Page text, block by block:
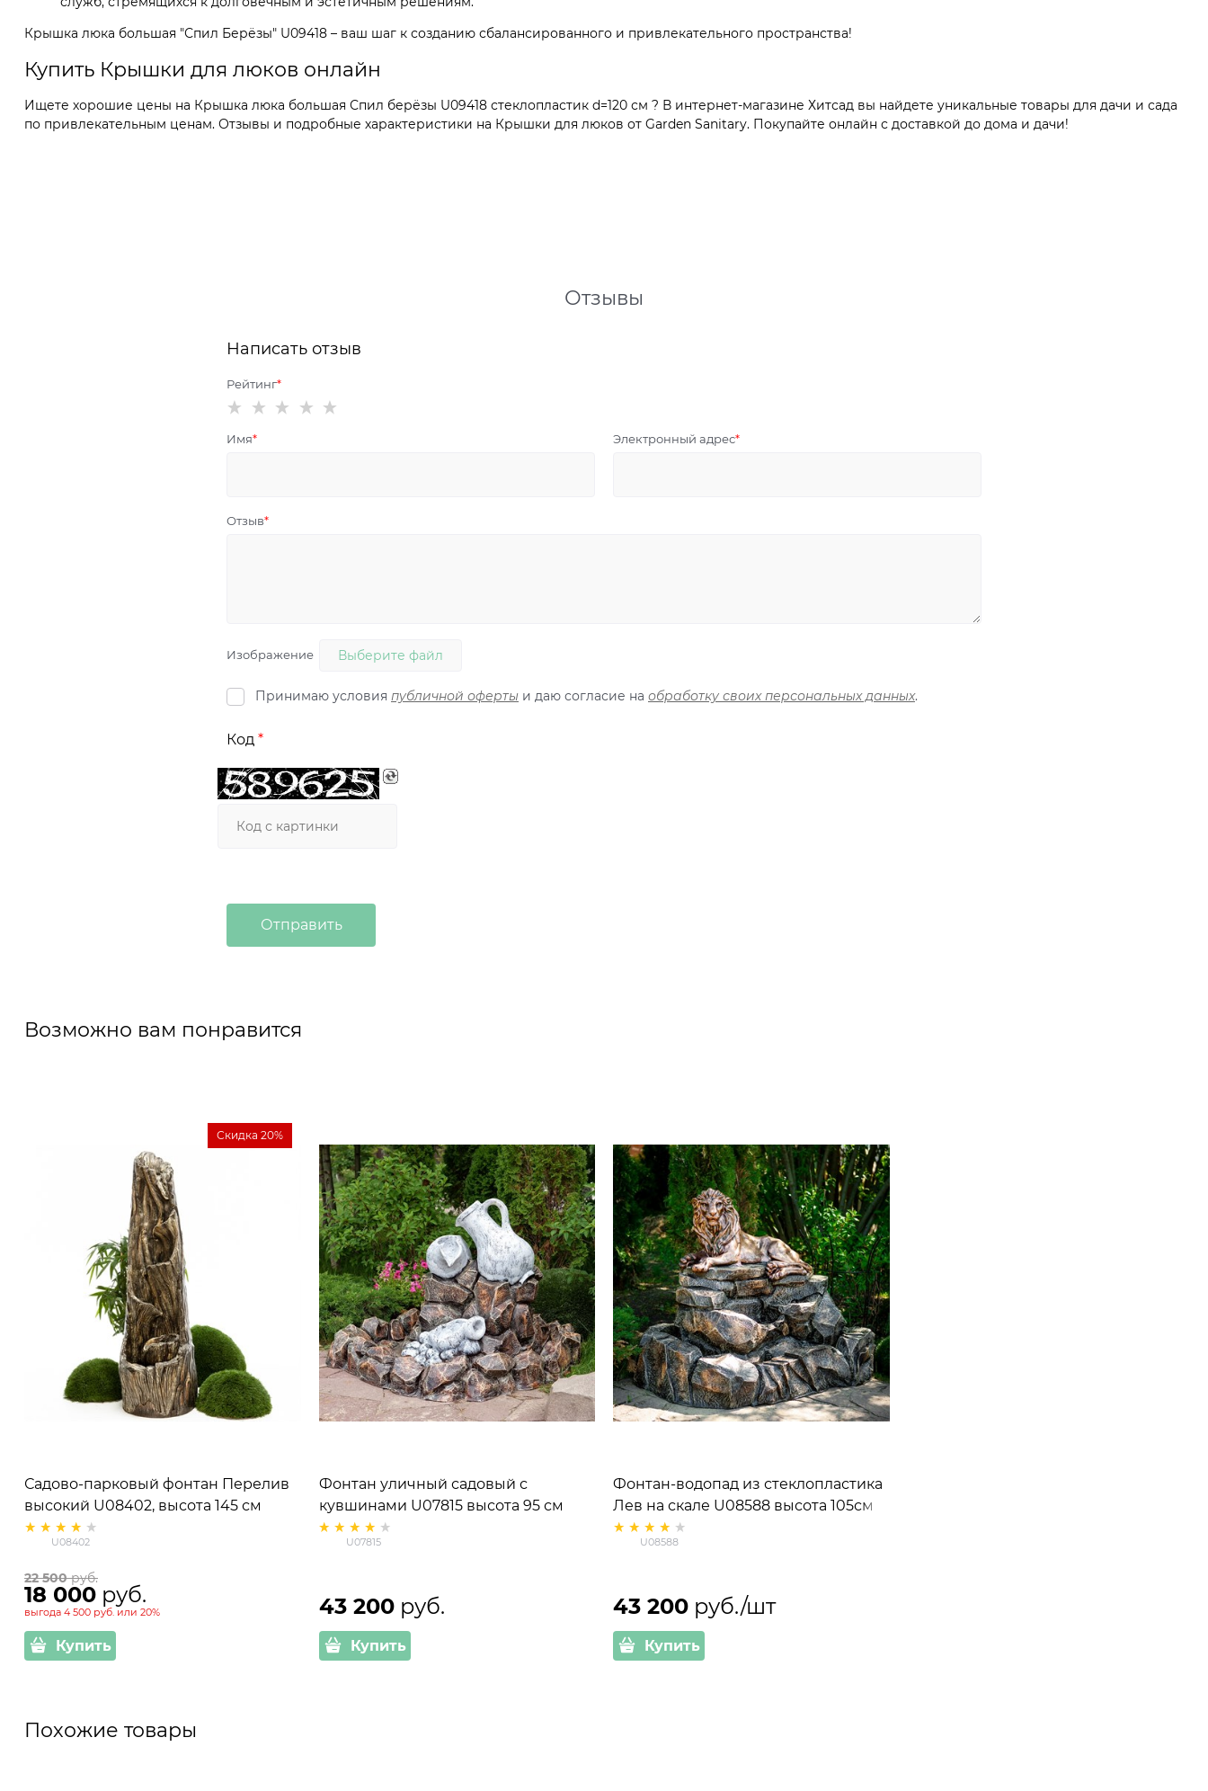
Крышка люка большая "Спил Берёзы" U09418 – ваш шаг к созданию сбалансированного и привлекательного пространства!
Купить Крышки для люков онлайн
Ищете хорошие цены на Крышка люка большая Спил берёзы U09418 стеклопластик d=120 см ? В интернет-магазине Хитсад вы найдете уникальные товары для дачи и сада
по привлекательным ценам. Отзывы и подробные характеристики на Крышки для люков от Garden Sanitary. Покупайте онлайн с доставкой до дома и дачи!
Отзывы
Написать отзыв
Рейтинг
Имя Электронный адрес
Отзыв
Изображение Выберите файл
Принимаю условия публичной оферты и даю согласие на обработку своих персональных данных.
Код
Возможно вам понравится
Садово-парковый фонтан Перелив
высокий U08402, высота 145 см
U08402
Скидка 20%
22 500 руб.
18 000 руб.
выгода 4 500 руб. или 20%
Купить
Фонтан уличный садовый с
кувшинами U07815 высота 95 см
U07815
43 200 руб.
Купить
Фонтан-водопад из стеклопластика
Лев на скале U08588 высота 105см
U08588
43 200 руб./шт
Купить
Похожие товары